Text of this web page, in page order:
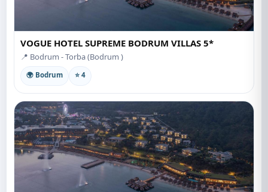
VOGUE HOTEL SUPREME BODRUM VILLAS 5*
📍 Bodrum - Torba (Bodrum )
🌍 Bodrum ⭐ 4